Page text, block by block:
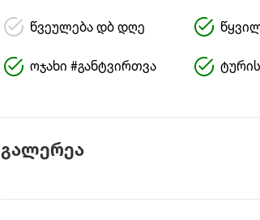
წვეულება დბ დღე
ოჯახი #განტვირთვა
გალერეა